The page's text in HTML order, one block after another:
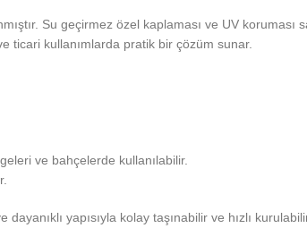
Su geçirmez özel kaplaması ve UV koruması
ticari kullanımlarda pratik bir çözüm sunar.
ve bahçelerde kullanılabilir.
yapısıyla kolay taşınabilir ve hızlı